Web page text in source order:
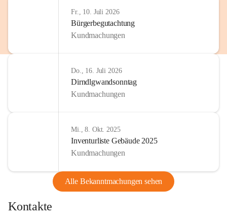
Fr., 10. Juli 2026
Bürgerbegutachtung
Kundmachungen
Do., 16. Juli 2026
Dirndlgwandsonntag
Kundmachungen
Mi., 8. Okt. 2025
Inventurliste Gebäude 2025
Kundmachungen
Alle Bekanntmachungen sehen
Kontakte